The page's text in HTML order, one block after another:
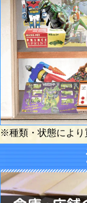
※種類・状態により